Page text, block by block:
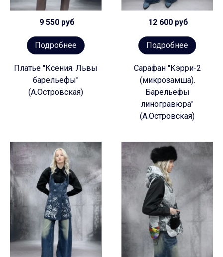
9 550 руб
Подробнее
Платье "Ксения. Львы
барельефы"
(А.Островская)
12 600 руб
Подробнее
Сарафан "Кэрри-2
(микрозамша).
Барельефы
линогравюра"
(А.Островская)